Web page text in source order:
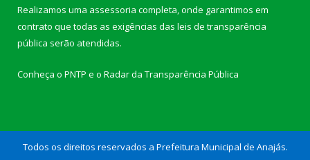
Realizamos uma assessoria completa, onde garantimos em
contrato que todas as exigências das leis de transparência
pública serão atendidas.
Conheça o PNTP e o Radar da Transparência Pública
Todos os direitos reservados a Prefeitura Municipal de Anajás.